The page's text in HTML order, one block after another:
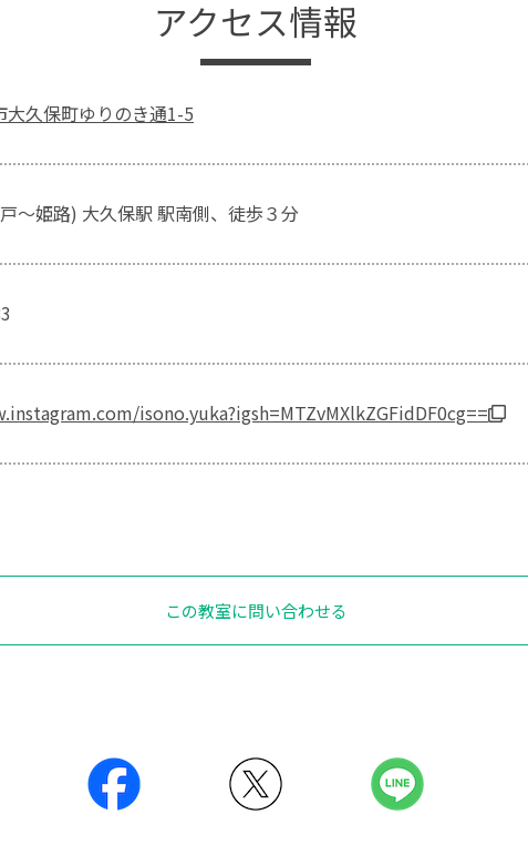
アクセス情報
大久保町ゆりのき通1-5
～姫路) 大久保駅 駅南側、徒歩３分
isono.yuka?igsh=MTZvMXlkZGFidDF0cg==
この教室に問い合わせる